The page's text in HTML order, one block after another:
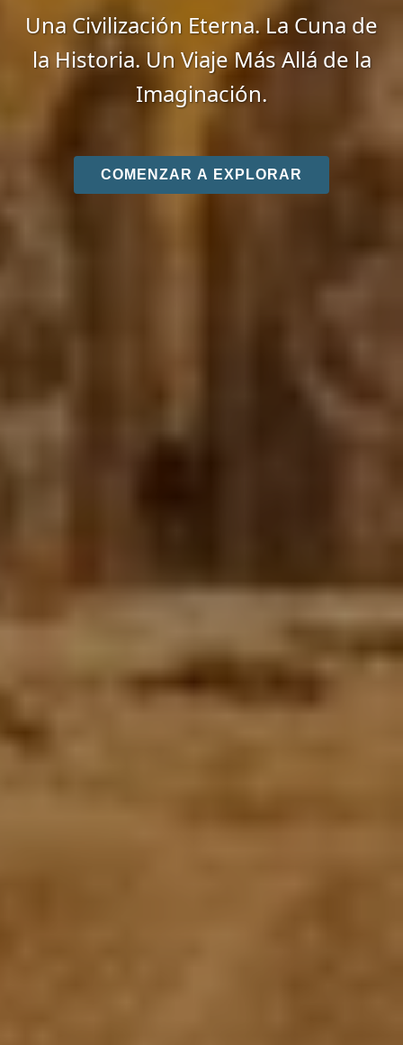
Una Civilización Eterna. La Cuna de
la Historia. Un Viaje Más Allá de la
Imaginación.
COMENZAR A EXPLORAR